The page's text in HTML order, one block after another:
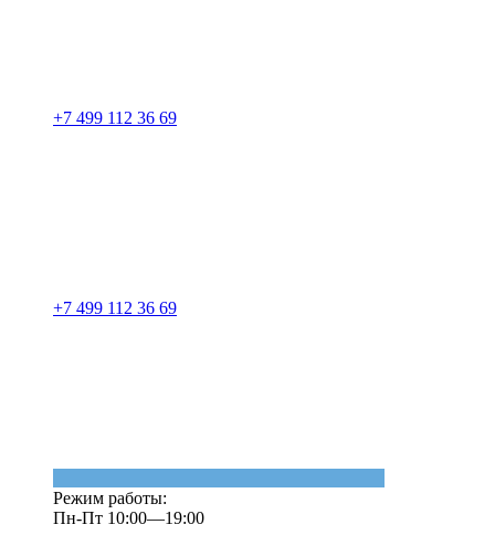
+7 499 112 36 69
+7 499 112 36 69
Режим работы:
Пн-Пт 10:00—19:00